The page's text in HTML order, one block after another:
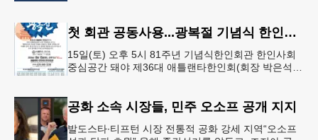
첫 회관 공동사용...광복절 기념식 한인회관서
15일(토) 오후 5시 81주년 기념식한인회관 한인사회
중심공간 돼야 제36대 애틀랜타한인회(회장 박은석·
공화 소속 시장들, 민주 오소프 공개 지지
발도스타∙티프턴 시장 전통적 공화 강세 지역“오소프